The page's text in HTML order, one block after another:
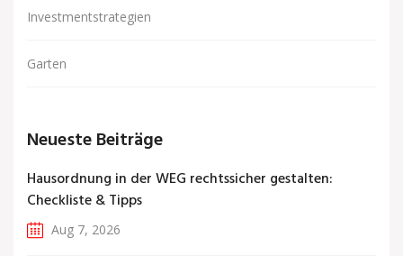
Investmentstrategien
Garten
Neueste Beiträge
Hausordnung in der WEG rechtssicher gestalten:
Checkliste & Tipps
Aug 7, 2026